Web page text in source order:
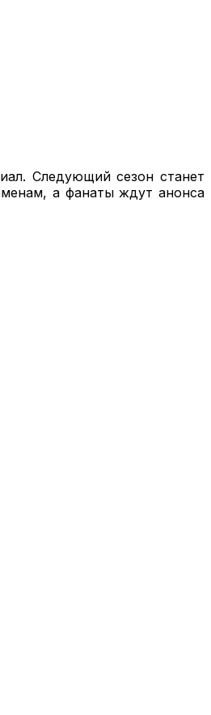
Следующий сезон станет
а фанаты ждут анонса